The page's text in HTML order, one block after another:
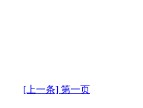
[上一条] 第一页